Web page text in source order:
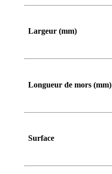
De
Largeur (mm)
De
Longueur de mors (mm)
Surface